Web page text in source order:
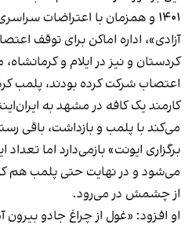
۱۴۰۱ و همزمان با اعتراضات
آزادی»، اداره اماکن برای توقف
کردستان و نیز در ایلام و
اعتصاب شرکت کرده بودند، پلمب
کارمند یک کافه در مشهد به
می‌کند با پلمب و بازداشت، باقی
برگزاری ایونت» بازمی‌دارد اما
می‌شود و در نهایت حتی پلمب هم
از چشمش در می‌رود.
او افزود: «غول از چراغ جادو بیرون